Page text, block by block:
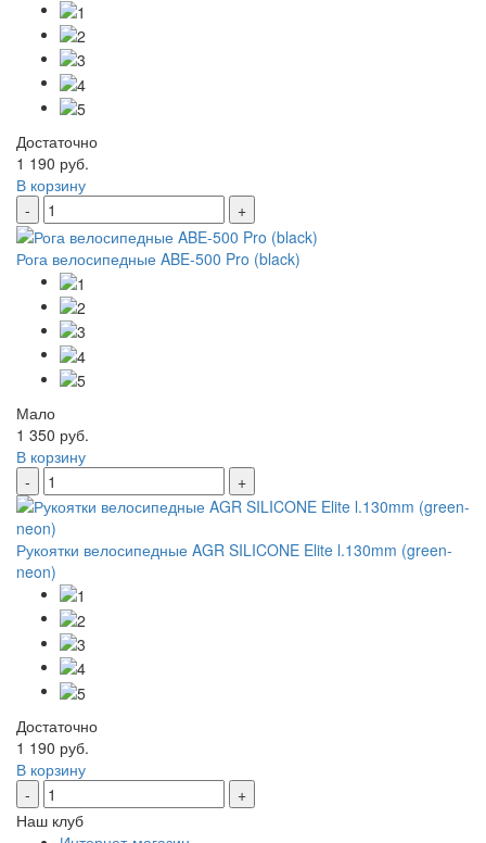
Достаточно
1 190 руб.
В корзину
-
+
Рога велосипедные ABE-500 Pro (black)
Мало
1 350 руб.
В корзину
-
+
Рукоятки велосипедные AGR SILICONE Elite l.130mm (green-
neon)
Достаточно
1 190 руб.
В корзину
-
+
Наш клуб